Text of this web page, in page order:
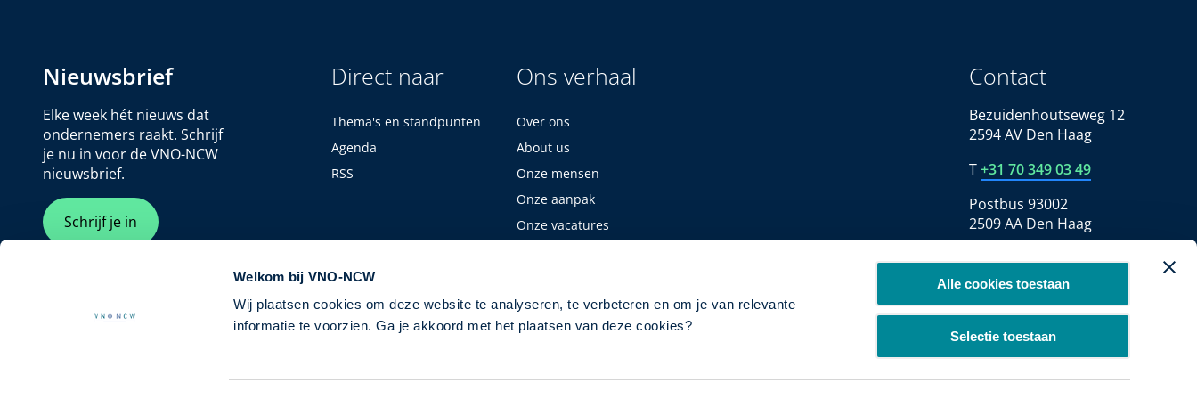
Welkom bij VNO-NCW
Wij plaatsen cookies om deze website te analyseren, te verbeteren en om je van relevante
informatie te voorzien. Ga je akkoord met het plaatsen van deze cookies?
Alle cookies toestaan
Selectie toestaan
Nieuwsbrief
Elke week hét nieuws dat
ondernemers raakt. Schrijf
je nu in voor de VNO-NCW
nieuwsbrief.
Schrijf je in
Direct naar
Thema's en standpunten
Agenda
RSS
Ons verhaal
Over ons
About us
Onze mensen
Onze aanpak
Onze vacatures
Contact
Bezuidenhoutseweg 12
2594 AV Den Haag
T+31 70 349 03 49
Postbus 93002
2509 AA Den Haag
Copyright 2026